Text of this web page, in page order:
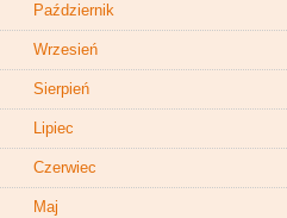
Październik
Wrzesień
Sierpień
Lipiec
Czerwiec
Maj